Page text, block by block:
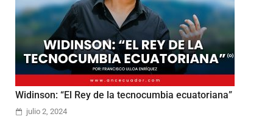
Widinson: “El Rey de la tecnocumbia ecuatoriana”
julio 2, 2024